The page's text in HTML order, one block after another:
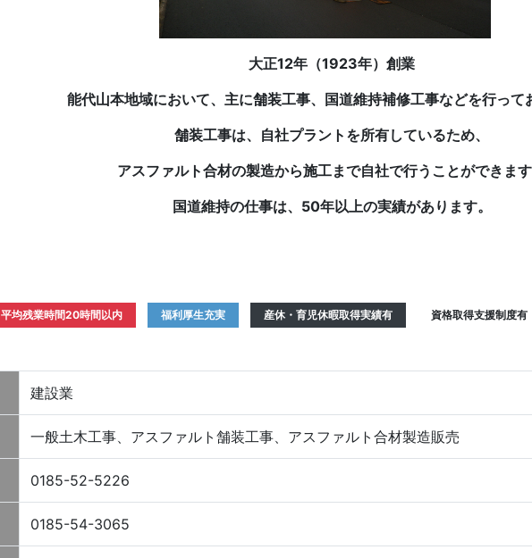
大正12年（1923年）創業
能代山本地域において、主に舗装工事、国道維持補修工事などを行って
舗装工事は、 自社プラントを所有しているため、
アスファルト合材の製造から施工まで自社で行うことができま
国道維持の仕事は、50年以上の実績があります。
平均残業時間20時間以内 福利厚生充実 産休・育児休暇取得実績有 資格取得支援制度有
建設業
一般土木工事、アスファルト舗装工事、アスファルト合材製造販売
0185-52-5226
0185-54-3065